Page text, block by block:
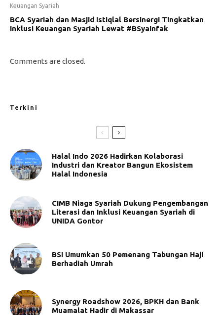
Keuangan Syariah
BCA Syariah dan Masjid Istiqlal Bersinergi Tingkatkan
Inklusi Keuangan Syariah Lewat #BSyaInfak
Comments are closed.
Terkini
Halal Indo 2026 Hadirkan Kolaborasi
Industri dan Kreator Bangun Ekosistem
Halal Indonesia
CIMB Niaga Syariah Dukung Pengembangan
Literasi dan Inklusi Keuangan Syariah di
UNIDA Gontor
BSI Umumkan 50 Pemenang Tabungan Haji
Berhadiah Umrah
Synergy Roadshow 2026, BPKH dan Bank
Muamalat Hadir di Makassar